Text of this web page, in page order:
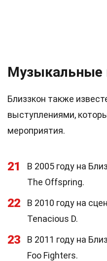
Музыкальные
Близзкон также
выступлениями,
мероприятия.
21
В 2005 году на
The Offspring.
22
В 2010 году на
Tenacious D.
23
В 2011 году на
Foo Fighters.